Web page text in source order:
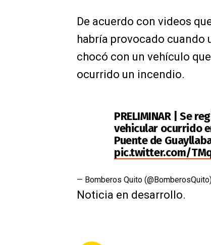
De acuerdo con videos
habría provocado cuando
chocó con un vehículo
ocurrido un incendio.
PRELIMINAR | Se
vehicular ocurrido
Puente de
pic.twitter.com/
— Bomberos Quito
Noticia en desarrollo.